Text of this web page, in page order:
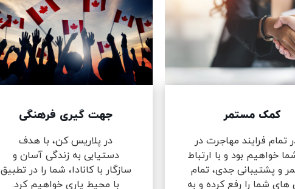
کمک مستمر
تمام فرایند مهاجرت در
خواهیم بود و با ارتباط
و پشتیبانی جدی، تمام
های شما را رفع کرده و به
جهت گیری فرهنگی
در پلاریس کن، با هدف
دستیابی به زندگی آسان و
سازگار با کانادا، شما را در تطبیق
با محیط یاری خواهیم کرد.